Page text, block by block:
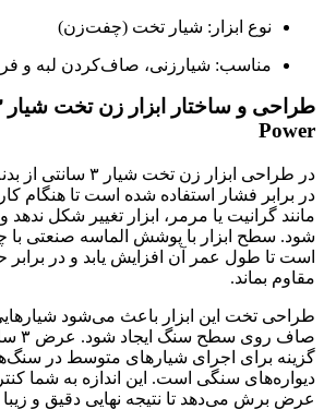
نوع ابزار: شیار تخت (چفت‌زن)
مناسب: شیارزنی، صاف‌کردن لبه و
Power
در طراحی ابزار زن
در برابر فشار استفاده شده است تا
مانند گرانیت یا مرمر، ابزار تغییر شکل
شود. سطح ابزار با پوشش الماسه صنعتی با
است تا طول عمر آن افزایش یابد و در
مقاوم بماند.
طراحی تخت این ابزار باعث می‌شود
صاف
گزینه برای اجرای شیارهای متوسط در
دیواره‌های سنگی است. این اندازه به شما
عرض برش می‌دهد تا نتیجه نهایی دقیق و زیبا